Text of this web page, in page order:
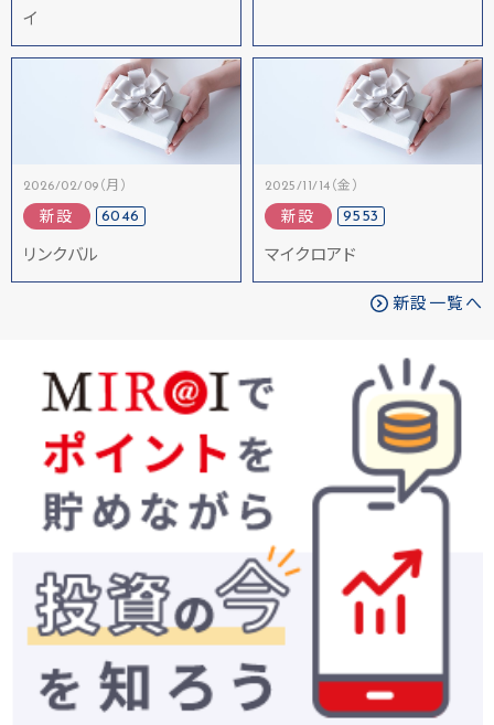
イ
2026/02/09（月）
新設 6046
リンクバル
2025/11/14（金）
新設 9553
マイクロアド
新設一覧へ